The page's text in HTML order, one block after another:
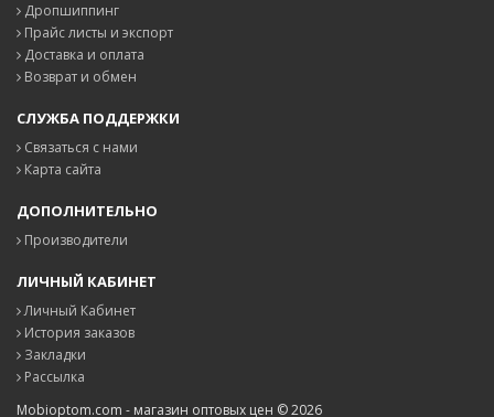
Дропшиппинг
Прайс листы и экспорт
Доставка и оплата
Возврат и обмен
СЛУЖБА ПОДДЕРЖКИ
Связаться с нами
Карта сайта
ДОПОЛНИТЕЛЬНО
Производители
ЛИЧНЫЙ КАБИНЕТ
Личный Кабинет
История заказов
Закладки
Рассылка
Mobioptom.com - магазин оптовых цен © 2026